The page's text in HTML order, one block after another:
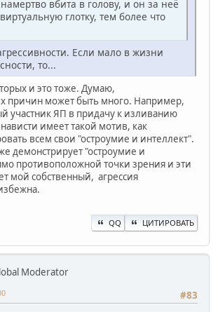
вбита в голову, и он за неё
глотку, тем более что
Если мало в жизни
то...
и это тоже. Думаю,
причин может быть много. Например,
участник ЯП в придачу к изливанию
имеет такой мотив, как
всем свои "остроумие и интеллект".
демонстрирует "остроумие и
противоположной точки зрения и эти
мой собственный, агрессия
QQ ЦИТИРОВАТЬ
Moderator
#83